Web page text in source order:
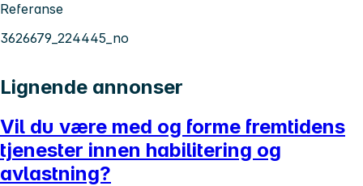
Referanse
3626679_224445_no
Lignende annonser
Vil du være med og forme fremtidens
tjenester innen habilitering og
avlastning?